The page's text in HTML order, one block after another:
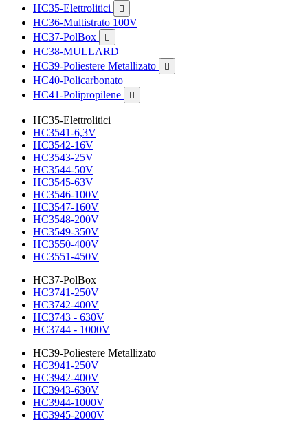
HC35-Elettrolitici

HC36-Multistrato 100V
HC37-PolBox

HC38-MULLARD
HC39-Poliestere Metallizato

HC40-Policarbonato
HC41-Polipropilene

HC35-Elettrolitici
HC3541-6,3V
HC3542-16V
HC3543-25V
HC3544-50V
HC3545-63V
HC3546-100V
HC3547-160V
HC3548-200V
HC3549-350V
HC3550-400V
HC3551-450V
HC37-PolBox
HC3741-250V
HC3742-400V
HC3743 - 630V
HC3744 - 1000V
HC39-Poliestere Metallizato
HC3941-250V
HC3942-400V
HC3943-630V
HC3944-1000V
HC3945-2000V